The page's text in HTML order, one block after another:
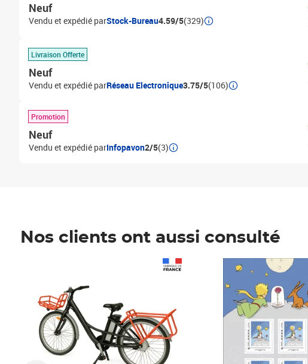
Neuf
Vendu et expédié parStock-Bureau4.59/5(329)
Livraison Offerte
Neuf
Vendu et expédié parRéseau Electronique3.75/5(106)
Promotion
Neuf
Vendu et expédié parInfopavon2/5(3)
Nos clients ont aussi consulté
Prix 6,25€ HT